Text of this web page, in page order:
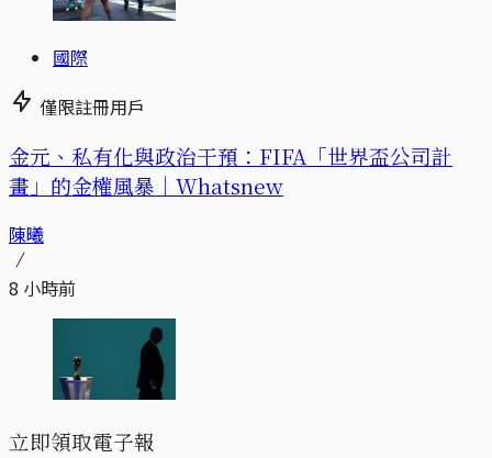
國際
僅限註冊用戶
金元、私有化與政治干預：FIFA「世界盃公司計
畫」的金權風暴｜Whatsnew
陳曦
8 小時前
立即領取電子報